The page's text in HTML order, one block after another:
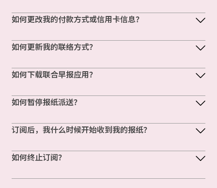
如何更改我的付款方式或信用卡信息？
如何更新我的联络方式？
如何下载联合早报应用？
如何暂停报纸派送？
订阅后，我什么时候开始收到我的报纸？
如何终止订阅？